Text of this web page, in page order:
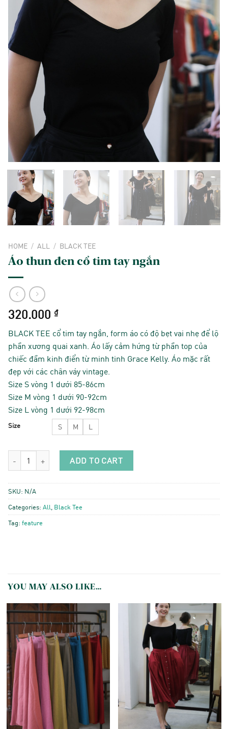
HOME / ALL / BLACK TEE
Áo thun đen cổ tim tay ngắn
320.000 ₫
BLACK TEE cổ tim tay ngắn, form áo có độ bẹt vai nhẹ để lộ
phần xương quai xanh. Áo lấy cảm hứng từ phần top của
chiếc đầm kinh điển từ minh tinh Grace Kelly. Áo mặc rất
đẹp với các chân váy vintage.
Size S vòng 1 dưới 85-86cm
Size M vòng 1 dưới 90-92cm
Size L vòng 1 dưới 92-98cm
Size S M L
Áo thun đen cổ tim tay ngắn quantity
ADD TO CART
SKU: N/A
Categories: All, Black Tee
Tag: feature
YOU MAY ALSO LIKE…